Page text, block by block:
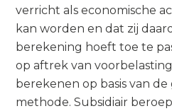
verricht als economische
kan worden en dat zij
berekening hoeft toe te
op aftrek van
berekenen op basis van
methode. Subsidiair